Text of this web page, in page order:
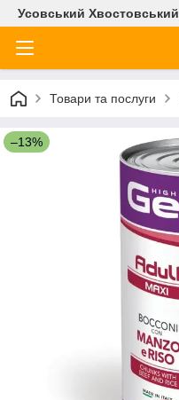
Усовський Хвостовський
Товари та послуги
–13%